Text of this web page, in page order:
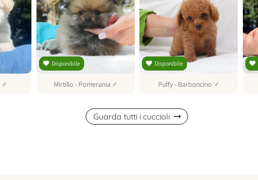
♂
Disponibile
Mirtillo - Pomerania ♂
Disponibile
Puffy- Barboncino ♂
Guarda tutti i cuccioli